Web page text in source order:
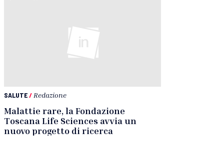
SALUTE/ Redazione
Malattie rare, la Fondazione
Toscana Life Sciences avvia un
nuovo progetto di ricerca